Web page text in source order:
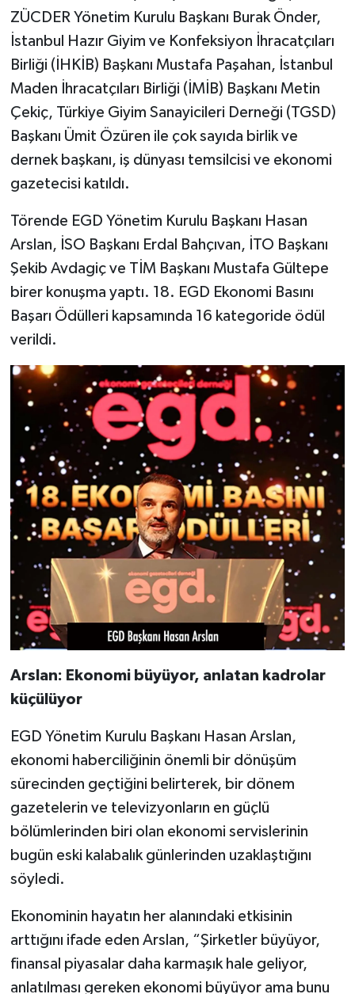
ZÜCDER Yönetim Kurulu Başkanı Burak Önder,
İstanbul Hazır Giyim ve Konfeksiyon İhracatçıları
Birliği (İHKİB) Başkanı Mustafa Paşahan, İstanbul
Maden İhracatçıları Birliği (İMİB) Başkanı Metin
Çekiç, Türkiye Giyim Sanayicileri Derneği (TGSD)
Başkanı Ümit Özüren ile çok sayıda birlik ve
dernek başkanı, iş dünyası temsilcisi ve ekonomi
gazetecisi katıldı.
Törende EGD Yönetim Kurulu Başkanı Hasan
Arslan, İSO Başkanı Erdal Bahçıvan, İTO Başkanı
Şekib Avdagiç ve TİM Başkanı Mustafa Gültepe
birer konuşma yaptı. 18. EGD Ekonomi Basını
Başarı Ödülleri kapsamında 16 kategoride ödül
verildi.
Arslan: Ekonomi büyüyor, anlatan kadrolar
küçülüyor
EGD Yönetim Kurulu Başkanı Hasan Arslan,
ekonomi haberciliğinin önemli bir dönüşüm
sürecinden geçtiğini belirterek, bir dönem
gazetelerin ve televizyonların en güçlü
bölümlerinden biri olan ekonomi servislerinin
bugün eski kalabalık günlerinden uzaklaştığını
söyledi.
Ekonominin hayatın her alanındaki etkisinin
arttığını ifade eden Arslan, “Şirketler büyüyor,
finansal piyasalar daha karmaşık hale geliyor,
anlatılması gereken ekonomi büyüyor ama bunu